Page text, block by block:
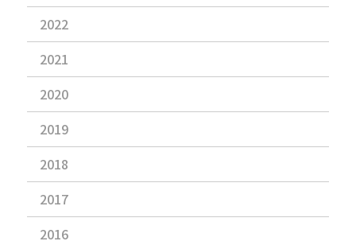
2022
2021
2020
2019
2018
2017
2016